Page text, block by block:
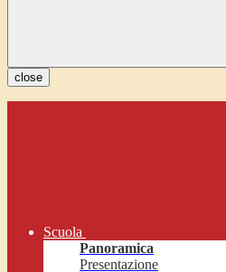
close
Scuola
Panoramica
Presentazione